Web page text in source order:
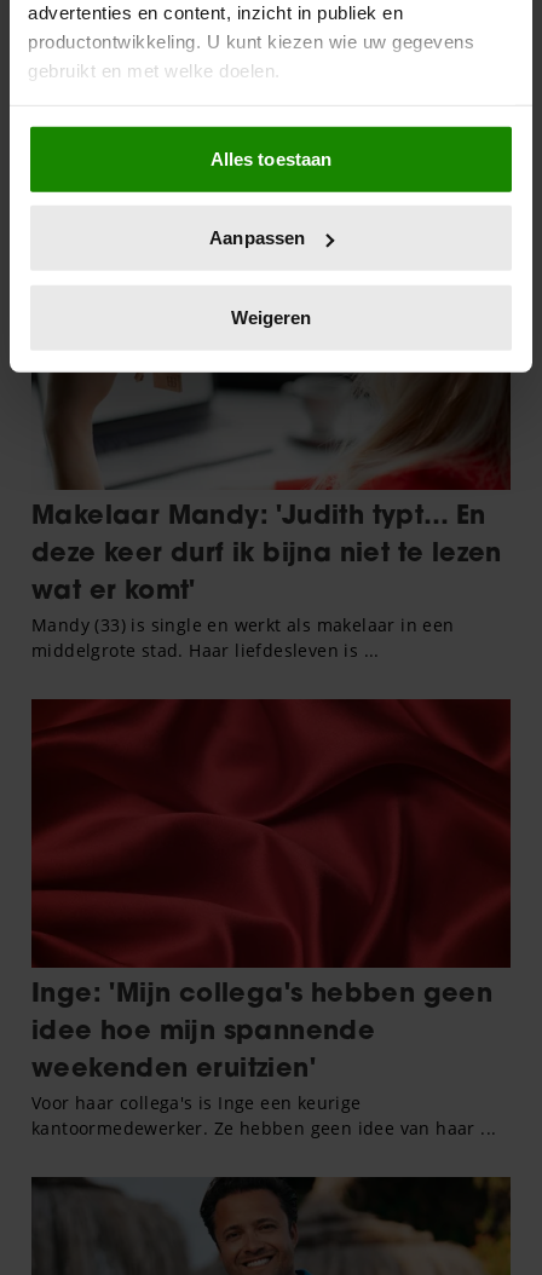
advertenties en content, inzicht in publiek en
productontwikkeling. U kunt kiezen wie uw gegevens
gebruikt en met welke doelen.
Als u het toestaat, willen we ook graag:
Informatie verzamelen over uw geografische
locatie, die tot een paar meter nauwkeurig kan zijn
scannen op specifieke eigenschappen (fingerprinting)
verwerkt en stel uw voorkeuren in het
intrekken in de Cookieverklaring.
We gebruiken cookies om content en advertenties te
personaliseren, om functies voor social media te bieden
en om ons websiteverkeer te analyseren. Ook delen we
informatie over uw gebruik van onze site met onze
partners voor social media, adverteren en analyse. Deze
partners kunnen deze gegevens combineren met andere
informatie die u aan ze heeft verstrekt of die ze hebben
verzameld op basis van uw gebruik van hun services. U
gaat akkoord met onze cookies als u onze website blijft
Alles toestaan
Aanpassen
Weigeren